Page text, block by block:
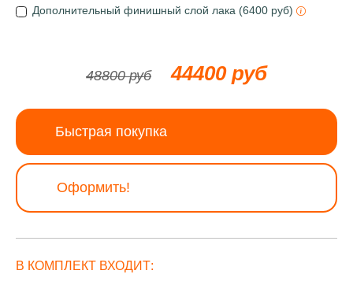
Дополнительный финишный слой лака (6400 руб)
48800 руб 44400 руб
Быстрая покупка
Оформить!
В КОМПЛЕКТ ВХОДИТ: